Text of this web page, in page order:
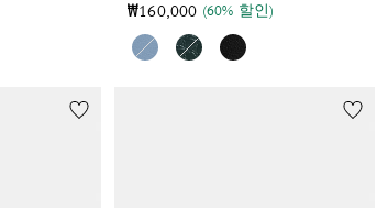
₩160,000 (60% 할인)